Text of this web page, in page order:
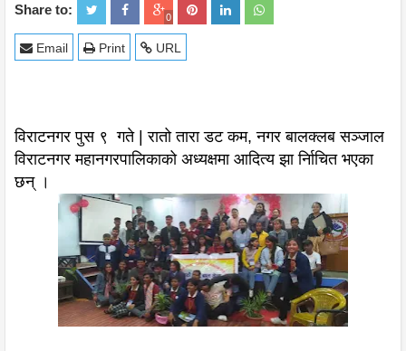
Share to: 0
URL
Print
Email
विराटनगर पुस ९ गते | रातो तारा डट कम, नगर बालक्लब सञ्जाल
विराटनगर महानगरपालिकाको अध्यक्षमा आदित्य झा र्निाचित भएका
छन् ।